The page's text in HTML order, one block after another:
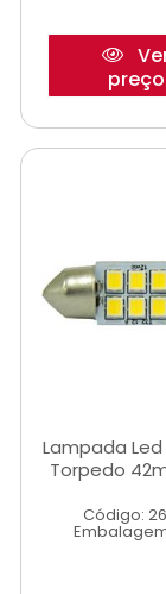
preço
Lampada
Torpedo
Código: